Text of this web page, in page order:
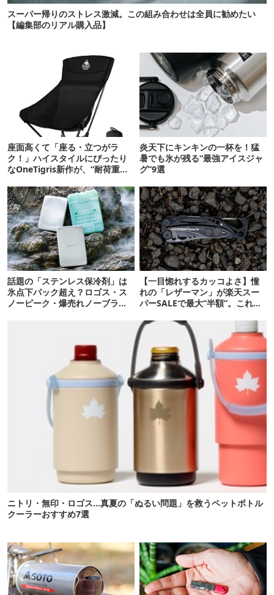
スーパー帰りのストレス激減。この組み合わせは全員に勧めたい
【編集部のリアル購入品】
座面高くて「座る・立つがラ
ク！」ハイスタイルにぴったり
なOneTigris新作が、“耐荷重
炎天下にキンキンの一杯を！猛
暑でも氷が残る“最強アイスジャ
グ”9選
話題の「ステンレス保冷剤」は
氷点下パック超え？ロゴス・ス
ノーピーク・爆売れノーブラン
【一目惚れするカッコよさ】憧
れの「レザーマン」が楽天スー
パーSALEで最大“半額”。これは
ニトリ・無印・ロゴス…真夏の「ぬるい問題」を救うペットボトル
クーラーおすすめ7選